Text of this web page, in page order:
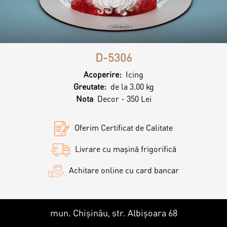
Personalized Desserts
Cake (Slice)
Macaron
Croissants & muffins
Cookies
Placinta
D-5306
Acoperire: Icing
Greutate: de la 3.00 kg
Nota Decor - 350 Lei
Oferim Certificat de Calitate
Livrare cu mașină frigorifică
Achitare online cu card bancar
mun. Chișinău, str. Albișoara 68